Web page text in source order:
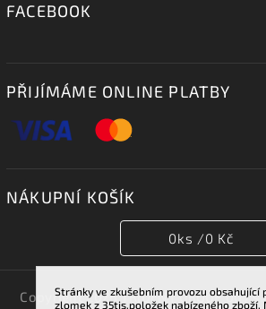
Stránky ve zkušebním provozu obsahující
zlomek z 35tis.položek nabízeného zboží.
FACEBOOK
PŘIJÍMÁME ONLINE PLATBY
NÁKUPNÍ KOŠÍK
0ks /0 Kč
Copyright 2026TRIDENT GROUP 007